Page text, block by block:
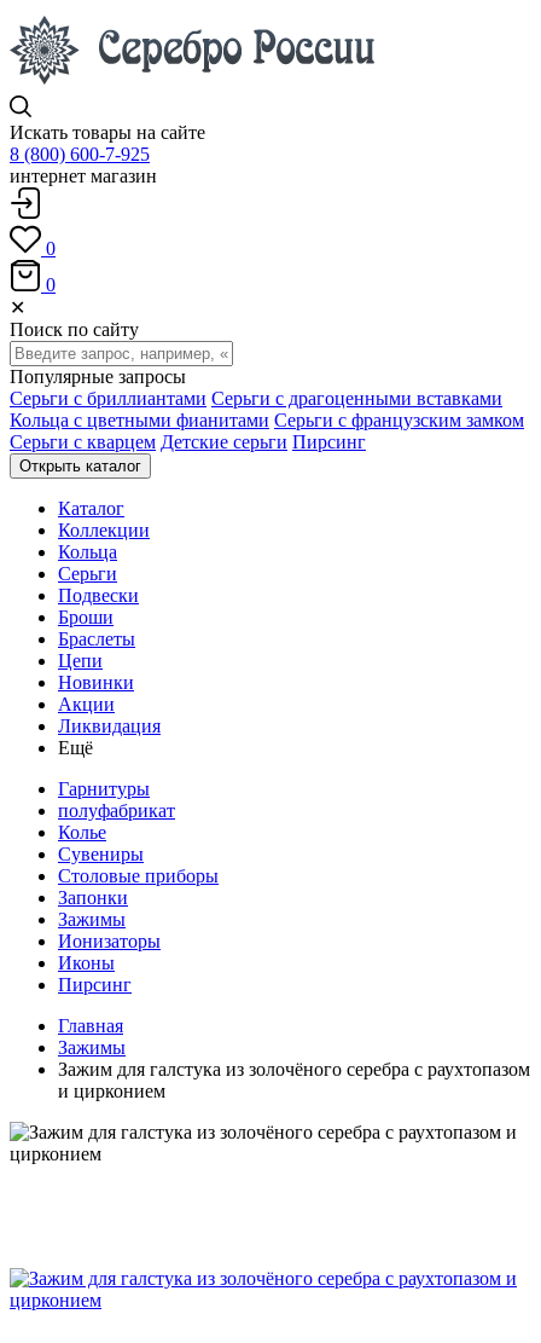
Искать товары на сайте
8 (800) 600-7-925
интернет магазин
0
0
✕
Поиск по сайту
Популярные запросы
Серьги с бриллиантами Серьги с драгоценными вставками
Кольца с цветными фианитами Серьги с французским замком
Серьги с кварцем Детские серьги Пирсинг
Открыть каталог
Каталог
Коллекции
Кольца
Серьги
Подвески
Броши
Браслеты
Цепи
Новинки
Акции
Ликвидация
Ещё
Гарнитуры
полуфабрикат
Колье
Сувениры
Столовые приборы
Запонки
Зажимы
Ионизаторы
Иконы
Пирсинг
Главная
Зажимы
Зажим для галстука из золочёного серебра с раухтопазом
и цирконием